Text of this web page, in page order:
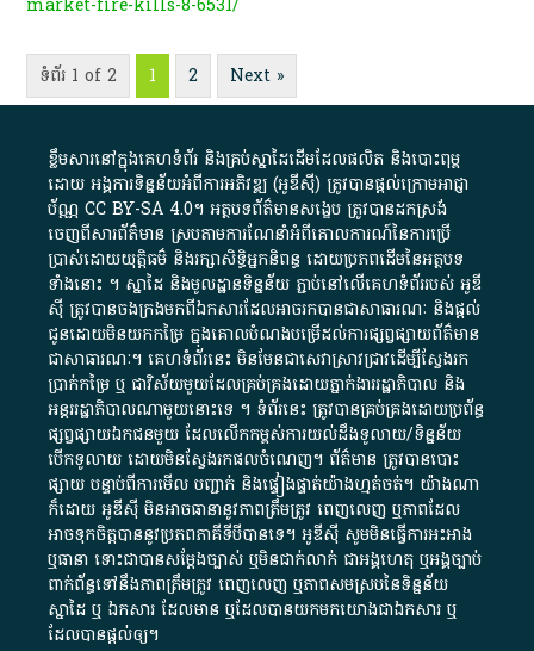
ទំព័រ 1 of 2 1 2 Next »
ខ្លឹមសារ​នៅ​ក្នុង​គេហទំព័រ និង​គ្រប់​ស្នា​ដៃ​ដើម​ដែល​ផលិត​ និង​បោះពុម្ព​
ដោយ​ អង្គការ​ទិន្នន័យ​អំពី​ការអភិវឌ្ឍ​​ (អូ​ឌី​ស៊ី)​ ត្រូវ​បាន​ផ្តល់​ក្រោម​អាជ្ញា
ប័ណ្ណ​CC BY-SA 4.0។​ អត្ថបទ​ព័ត៌មាន​សង្ខេប​ ត្រូវ​បាន​ដកស្រង់​
ចេញពី​សារព័ត៌មាន ស្របតាមការ​ណែនាំ​អំពី​គោលការណ៍​នៃ​ការ​ប្រើ
ប្រាស់​ដោយ​យុត្តិធម៌​ និង​រក្សាសិទ្ធិអ្នកនិពន្ធ ដោយ​ប្រភពដើម​នៃ​​អត្ថបទ
ទាំង​នោះ​ ។​ ស្នាដៃ​ និង​មូលដ្ឋាន​ទិន្នន័យ ​ភ្ជាប់​នៅ​លើ​គេហទំព័រ​របស់​ អូ​ឌី​
ស៊ី​ ត្រូវ​បាន​ចងក្រង​មក​ពី​ឯកសារ​ដែល​អាច​រក​បានជា​សាធារណៈ​ និង​ផ្តល់​
ជូន​ដោយ​មិន​យក​កម្រៃ​ ក្នុង​គោលបំណង​បម្រើ​ដល់ការ​ផ្សព្វផ្សាយ​ព័ត៌មាន​
ជា​សាធារណៈ​។​ គេហទំព័រ​នេះ​ មិនមែន​ជា​សេវា​ស្រាវជ្រាវ​ដើម្បី​ស្វែងរក
ប្រាក់​កម្រៃ​ ឬ​ ជា​វិស័យ​មួយ​ដែល​គ្រប់គ្រង​ដោយ​ភ្នាក់ងារ​រដ្ឋាភិបាល​ និង ​
អន្តររដ្ឋាភិបាល​ណាមួយ​នោះ​ទេ ​។​ ទំព័រ​នេះ​ ត្រូវ​បាន​គ្រប់គ្រង​ដោយ​ប្រព័ន្ធ​
ផ្សព្វផ្សាយ​ឯកជន​មួយ​ ដែល​លើកកម្ពស់​ការ​យល់​ដឹង​ទូលាយ​/​ទិន្នន័យ​
បើក​ទូលាយ​ ដោយ​មិនស្វែង​រក​ផល​ចំណេញ​។​ ព័ត៌មាន​ ត្រូវ​បាន​បោះ
ផ្សាយ​ បន្ទាប់​ពី​ការ​មើល​ បញ្ជាក់​ និង​ផ្ទៀងផ្ទាត់​យ៉ាង​ហ្មត់ចត់​។​ យ៉ាងណា​
ក៏​ដោយ​ អូ​ឌី​ស៊ី​ មិន​អាច​ធានា​នូវ​ភាព​ត្រឹមត្រូវ​ ពេញលេញ​ ឬ​ភាព​ដែល​
អាច​ទុកចិត្ត​បាននូវ​ប្រភព​ភាគី​ទី​បី​បាន​ទេ​។​ អូ​ឌី​ស៊ី​ សូម​មិន​ធ្វើការ​អះអាង​
ឬ​ធានា​ ទោះជា​បាន​សម្តែង​ច្បាស់​ ឬ​មិន​ជាក់លាក់​ ជា​អង្គហេតុ​ ឬ​អង្គច្បាប់​
ពាក់ព័ន្ធ​ទៅ​នឹង​ភាព​ត្រឹមត្រូវ​ ពេញលេញ​ ឬ​ភាព​សម​ស្រប​នៃ​ទិន្នន័យ​
ស្នាដៃ​ ឬ​ ឯកសារ​ ដែល​មាន​ ឬ​ដែល​បាន​យក​មក​យោង​ជា​ឯកសារ​ ឬ​
ដែល​បាន​ផ្តល់​ឲ្យ​។